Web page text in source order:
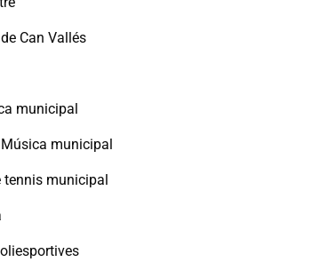
Can Vallés
municipal
municipal
tennis municipal